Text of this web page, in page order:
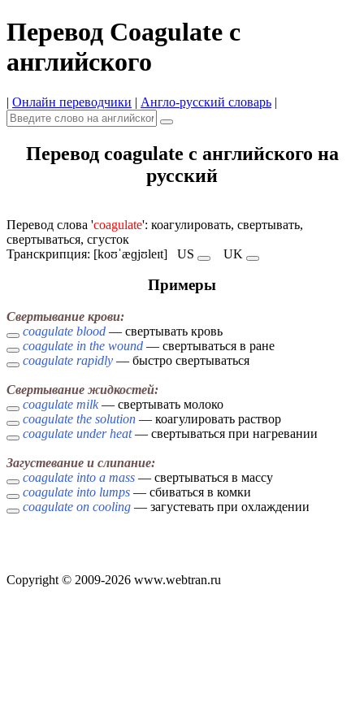
Перевод Coagulate с
английского
| Онлайн переводчики | Англо-русский словарь |
Перевод coagulate с английского на
русский
Перевод слова 'coagulate': коагулировать, свертывать,
свертываться, сгусток
Транскрипция: [koʊˈæɡjʊleɪt] US UK
Примеры
Свертывание крови:
coagulate blood — свертывать кровь
coagulate in the wound — свертываться в ране
coagulate rapidly — быстро свертываться
Свертывание жидкостей:
coagulate milk— свертывать молоко
coagulate the solution — коагулировать раствор
coagulate under heat— свертываться при нагревании
Загустевание и слипание:
coagulate into a mass — свертываться в массу
coagulate into lumps — сбиваться в комки
coagulate on cooling — загустевать при охлаждении
Copyright © 2009-2026 www.webtran.ru